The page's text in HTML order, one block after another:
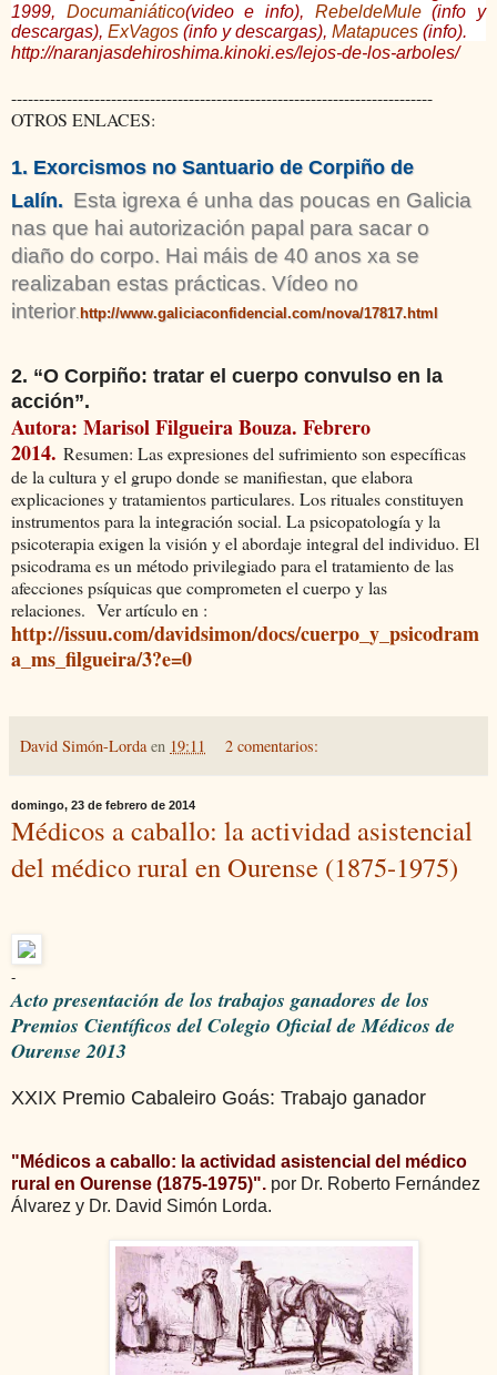
1999, Documaniático(video e info), RebeldeMule(info y
descargas), ExVagos (info y descargas), Matapuces (info).
http://naranjasdehiroshima.kinoki.es/lejos-de-los-arboles/
----------------------------------------------------------------------------
OTROS ENLACES:
1. Exorcismos no Santuario de Corpiño de
Lalín. Esta igrexa é unha das poucas en Galicia
nas que hai autorización papal para sacar o
diaño do corpo. Hai máis de 40 anos xa se
realizaban estas prácticas. Vídeo no
interior. http://www.galiciaconfidencial.com/nova/17817.html
2. “O Corpiño: tratar el cuerpo convulso en la
acción”.
Autora: Marisol Filgueira Bouza. Febrero
2014. Resumen: Las expresiones del sufrimiento son específicas
de la cultura y el grupo donde se manifiestan, que elabora
explicaciones y tratamientos particulares. Los rituales constituyen
instrumentos para la integración social. La psicopatología y la
psicoterapia exigen la visión y el abordaje integral del individuo. El
psicodrama es un método privilegiado para el tratamiento de las
afecciones psíquicas que comprometen el cuerpo y las
relaciones. Ver artículo en :
http://issuu.com/davidsimon/docs/cuerpo_y_psicodram
a_ms_filgueira/3?e=0
David Simón-Lorda en 19:11 2 comentarios:
domingo, 23 de febrero de 2014
Médicos a caballo: la actividad asistencial
del médico rural en Ourense (1875-1975)
-
Acto presentación de los trabajos ganadores de los
Premios Científicos del Colegio Oficial de Médicos de
Ourense 2013
XXIX Premio Cabaleiro Goás: Trabajo ganador
"Médicos a caballo: la actividad asistencial del médico
rural en Ourense (1875-1975)". por Dr. Roberto Fernández
Álvarez y Dr. David Simón Lorda.